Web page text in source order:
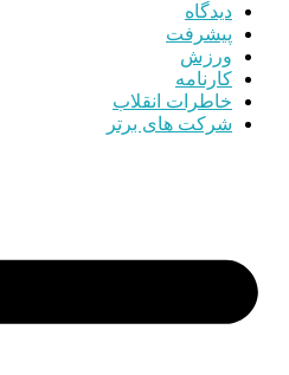
دیدگاه
پیشرفت
ورزش
کارنامه
خاطرات انقلاب
شرکت های برتر